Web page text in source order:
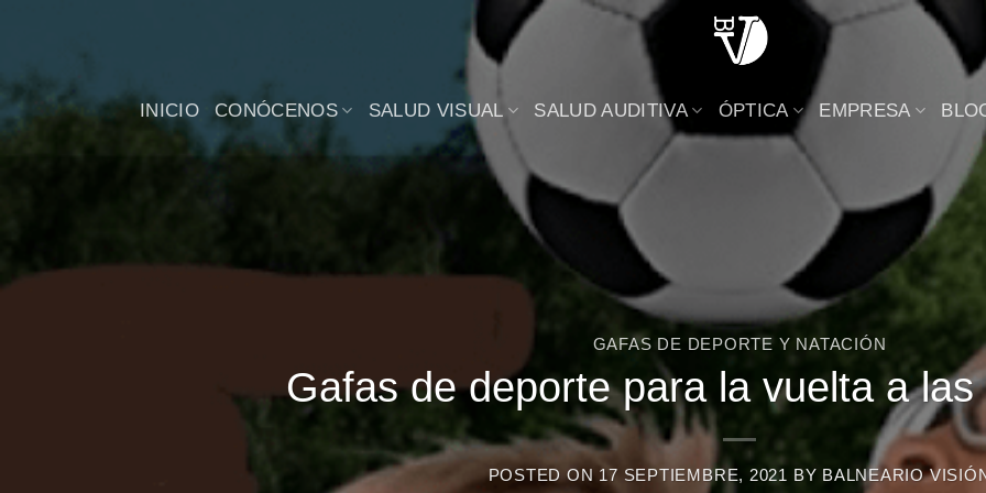
contenido
INICIO CONÓCENOS SALUD VISUAL SALUD AUDITIVA ÓPTICA EMPRESA
GAFAS DE DEPORTE Y NATACIÓN
Gafas de deporte para la vuelta a las
POSTED ON 17 SEPTIEMBRE, 2021 BY BALNEARIO